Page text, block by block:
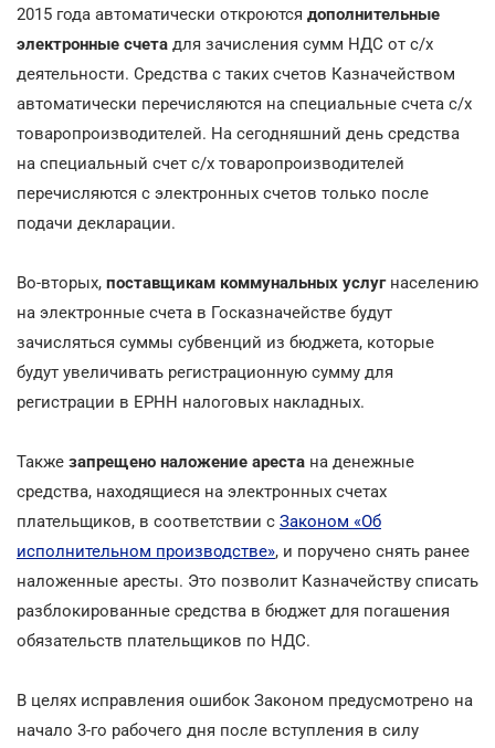
2015 года автоматически откроются дополнительные
электронные счета для зачисления сумм НДС от с/х
деятельности. Средства с таких счетов Казначейством
автоматически перечисляются на специальные счета с/х
товаропроизводителей. На сегодняшний день средства
на специальный счет с/х товаропроизводителей
перечисляются с электронных счетов только после
подачи декларации.
Во-вторых, поставщикам коммунальных услугнаселению
на электронные счета в Госказначействе будут
зачисляться суммы субвенций из бюджета, которые
будут увеличивать регистрационную сумму для
регистрации в ЕРНН налоговых накладных.
Также запрещено наложение ареста на денежные
средства, находящиеся на электронных счетах
плательщиков, в соответствии с Законом «Об
исполнительном производстве», и поручено снять ранее
наложенные аресты. Это позволит Казначейству списать
разблокированные средства в бюджет для погашения
обязательств плательщиков по НДС.
В целях исправления ошибок Законом предусмотрено на
начало 3-го рабочего дня после вступления в силу